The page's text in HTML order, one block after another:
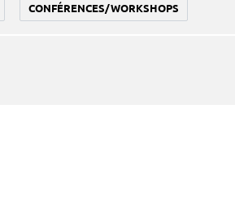
CONFÉRENCES/WORKSHOPS